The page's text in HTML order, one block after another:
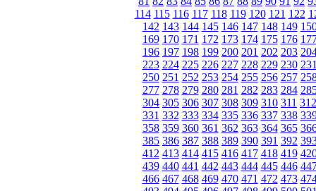
114 115 116 117 118 119 120 121 122
142 143 144 145 146 147 148 149
169 170 171 172 173 174 175 176
196 197 198 199 200 201 202 203
223 224 225 226 227 228 229 230
250 251 252 253 254 255 256 257
277 278 279 280 281 282 283 284
304 305 306 307 308 309 310 311 312
331 332 333 334 335 336 337 338
358 359 360 361 362 363 364 365
385 386 387 388 389 390 391 392
412 413 414 415 416 417 418 419
439 440 441 442 443 444 445 446
466 467 468 469 470 471 472 473